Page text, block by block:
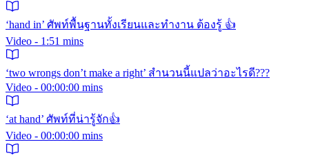
‘hand in’ ศัพท์พื้นฐานทั้งเรียนและทำงาน ต้องรู้ 👍
Video - 1:51 mins
‘two wrongs don’t make a right’ สำนวนนี้แปลว่าอะไรดี???
Video - 00:00:00 mins
‘at hand’ ศัพท์ที่น่ารู้จัก👍
Video - 00:00:00 mins